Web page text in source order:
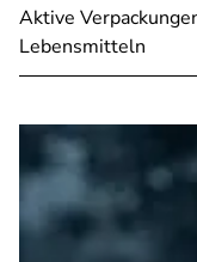
Aktive
Lebensmitteln